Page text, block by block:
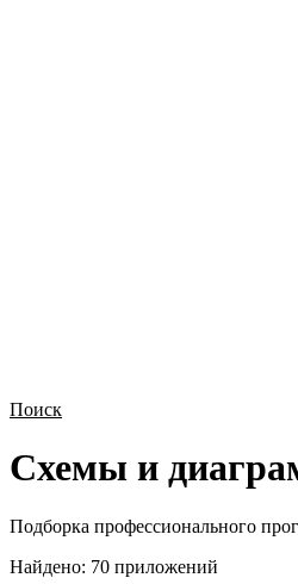
Поиск
Схемы и
Подборка профессионального
Найдено: 70 приложений